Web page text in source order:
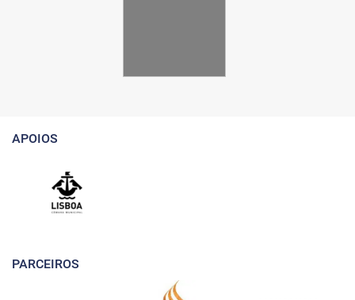
APOIOS
PARCEIROS